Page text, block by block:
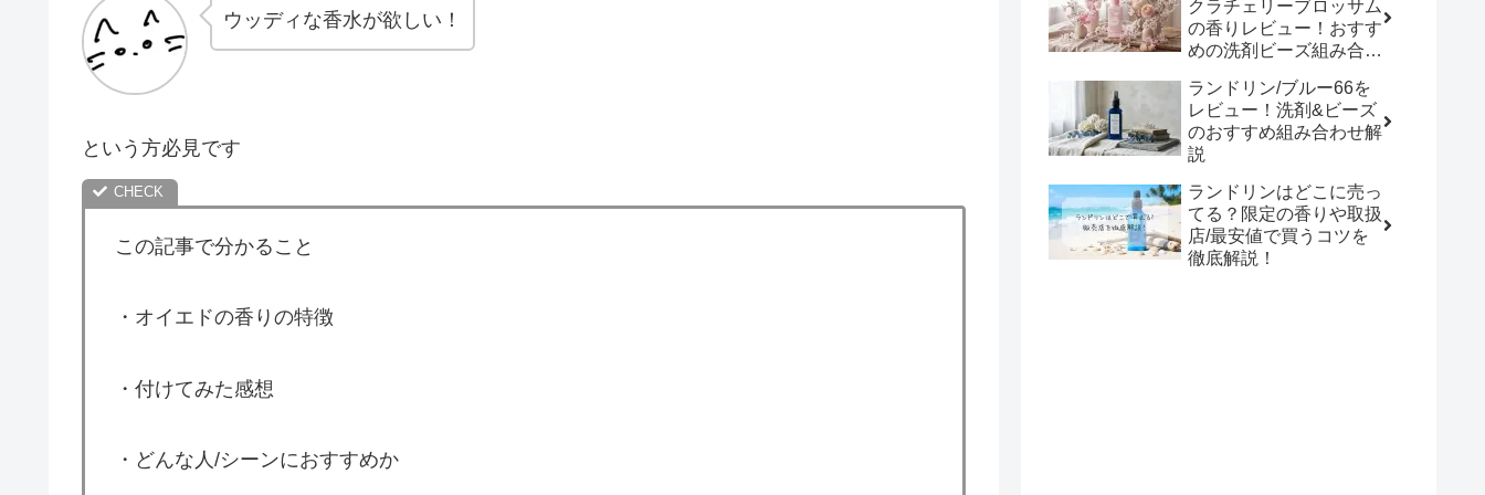
ウッディな香水が欲しい！
という方必見です
この記事で分かること
・オイエドの香りの特徴
・付けてみた感想
・どんな人/シーンにおすすめか
クラチェリーブロッサム
の香りレビュー！おすす
めの洗剤ビーズ組み合わ
ランドリン/ブルー66を
レビュー！洗剤&ビーズ
のおすすめ組み合わせ解
説
ランドリンはどこに売っ
てる？限定の香りや取扱
店/最安値で買うコツを
徹底解説！